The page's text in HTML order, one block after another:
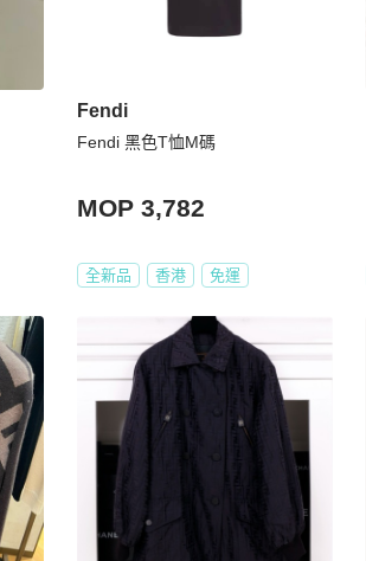
Fendi
Fendi 黑色T恤M碼
MOP 3,782
全新品 香港 免運